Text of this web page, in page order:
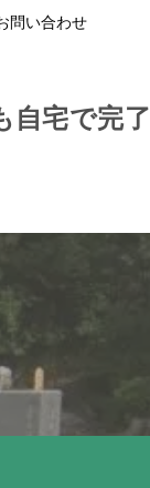
問い合わせ
自宅で完了